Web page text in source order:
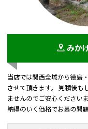
みか
当店では関西全域から徳島
させて頂きます。 見積後も
ませんのでご安心ください
納得のいく価格でお墓の問